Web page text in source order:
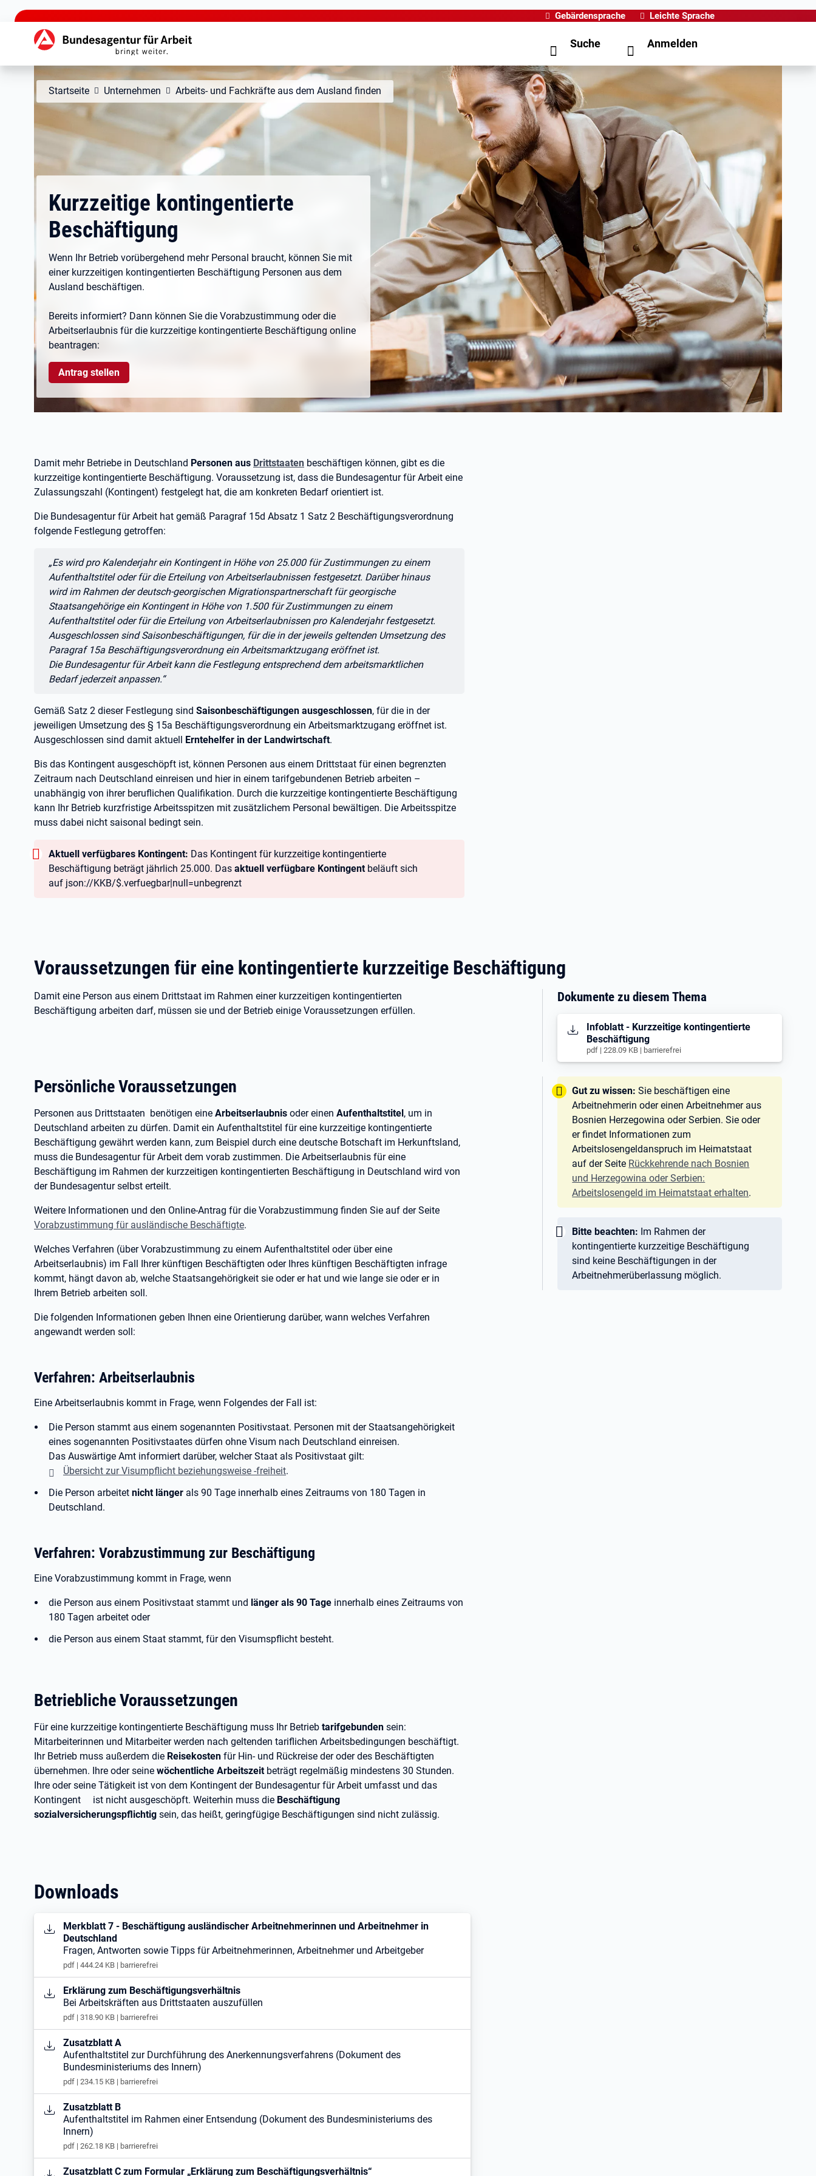
zu den Hauptinhalten springen
Gebärdensprache Leichte Sprache
Hauptnavigation Suche Anmelden
Startseite Unternehmen Arbeits- und Fachkräfte aus dem Ausland finden
Kurzzeitige kontingentierte
Beschäftigung
Wenn Ihr Betrieb vorübergehend mehr Personal braucht, können Sie mit
einer kurzzeitigen kontingentierten Beschäftigung Personen aus dem
Ausland beschäftigen.
Bereits informiert? Dann können Sie die Vorabzustimmung oder die
Arbeitserlaubnis für die kurzzeitige kontingentierte Beschäftigung online
beantragen:
Antrag stellen
Damit mehr Betriebe in Deutschland Personen aus Drittstaaten beschäftigen können, gibt es die
kurzzeitige kontingentierte Beschäftigung. Voraussetzung ist, dass die Bundesagentur für Arbeit eine
Zulassungszahl (Kontingent) festgelegt hat, die am konkreten Bedarf orientiert ist.
Die Bundesagentur für Arbeit hat gemäß Paragraf 15d Absatz 1 Satz 2 Beschäftigungsverordnung
folgende Festlegung getroffen:
Zitat:
„Es wird pro Kalenderjahr ein Kontingent in Höhe von 25.000 für Zustimmungen zu einem
Aufenthaltstitel oder für die Erteilung von Arbeitserlaubnissen festgesetzt. Darüber hinaus
wird im Rahmen der deutsch-georgischen Migrationspartnerschaft für georgische
Staatsangehörige ein Kontingent in Höhe von 1.500 für Zustimmungen zu einem
Aufenthaltstitel oder für die Erteilung von Arbeitserlaubnissen pro Kalenderjahr festgesetzt.
Ausgeschlossen sind Saisonbeschäftigungen, für die in der jeweils geltenden Umsetzung des
Paragraf 15a Beschäftigungsverordnung ein Arbeitsmarktzugang eröffnet ist.
Die Bundesagentur für Arbeit kann die Festlegung entsprechend dem arbeitsmarktlichen
Bedarf jederzeit anpassen.“
Gemäß Satz 2 dieser Festlegung sind Saisonbeschäftigungen ausgeschlossen, für die in der
jeweiligen Umsetzung des § 15a Beschäftigungsverordnung ein Arbeitsmarktzugang eröffnet ist.
Ausgeschlossen sind damit aktuell Erntehelfer in der Landwirtschaft.
Bis das Kontingent ausgeschöpft ist, können Personen aus einem Drittstaat für einen begrenzten
Zeitraum nach Deutschland einreisen und hier in einem tarifgebundenen Betrieb arbeiten –
unabhängig von ihrer beruflichen Qualifikation. Durch die kurzzeitige kontingentierte Beschäftigung
kann Ihr Betrieb kurzfristige Arbeitsspitzen mit zusätzlichem Personal bewältigen. Die Arbeitsspitze
muss dabei nicht saisonal bedingt sein.
Warnung:
Aktuell verfügbares Kontingent: Das Kontingent für kurzzeitige kontingentierte
Beschäftigung beträgt jährlich 25.000. Das aktuell verfügbare Kontingentbeläuft sich
auf json://KKB/$.verfuegbar|null=unbegrenzt
Voraussetzungen für eine kontingentierte kurzzeitige Beschäftigung
Damit eine Person aus einem Drittstaat im Rahmen einer kurzzeitigen kontingentierten
Beschäftigung arbeiten darf, müssen sie und der Betrieb einige Voraussetzungen erfüllen.
Dokumente zu diesem Thema
Öffnet in neuem Tab
Infoblatt - Kurzzeitige kontingentierte
Beschäftigung
pdf | 228.09 KB | barrierefrei
Persönliche Voraussetzungen
Personen aus Drittstaaten benötigen eine Arbeitserlaubnis oder einen Aufenthaltstitel, um in
Deutschland arbeiten zu dürfen. Damit ein Aufenthaltstitel für eine kurzzeitige kontingentierte
Beschäftigung gewährt werden kann, zum Beispiel durch eine deutsche Botschaft im Herkunftsland,
muss die Bundesagentur für Arbeit dem vorab zustimmen. Die Arbeitserlaubnis für eine
Beschäftigung im Rahmen der kurzzeitigen kontingentierten Beschäftigung in Deutschland wird von
der Bundesagentur selbst erteilt.
Weitere Informationen und den Online-Antrag für die Vorabzustimmung finden Sie auf der Seite
Vorabzustimmung für ausländische Beschäftigte.
Welches Verfahren (über Vorabzustimmung zu einem Aufenthaltstitel oder über eine
Arbeitserlaubnis) im Fall Ihrer künftigen Beschäftigten oder Ihres künftigen Beschäftigten infrage
kommt, hängt davon ab, welche Staatsangehörigkeit sie oder er hat und wie lange sie oder er in
Ihrem Betrieb arbeiten soll.
Die folgenden Informationen geben Ihnen eine Orientierung darüber, wann welches Verfahren
angewandt werden soll:
Verfahren: Arbeitserlaubnis
Eine Arbeitserlaubnis kommt in Frage, wenn Folgendes der Fall ist:
Die Person stammt aus einem sogenannten Positivstaat. Personen mit der Staatsangehörigkeit
eines sogenannten Positivstaates dürfen ohne Visum nach Deutschland einreisen.
Das Auswärtige Amt informiert darüber, welcher Staat als Positivstaat gilt:
Übersicht zur Visumpflicht beziehungsweise -freiheit.
Die Person arbeitet nicht länger als 90 Tage innerhalb eines Zeitraums von 180 Tagen in
Deutschland.
Verfahren: Vorabzustimmung zur Beschäftigung
Eine Vorabzustimmung kommt in Frage, wenn
die Person aus einem Positivstaat stammt und länger als 90 Tage innerhalb eines Zeitraums von
180 Tagen arbeitet oder
die Person aus einem Staat stammt, für den Visumspflicht besteht.
Betriebliche Voraussetzungen
Für eine kurzzeitige kontingentierte Beschäftigung muss Ihr Betrieb tarifgebunden sein:
Mitarbeiterinnen und Mitarbeiter werden nach geltenden tariflichen Arbeitsbedingungen beschäftigt.
Ihr Betrieb muss außerdem die Reisekosten für Hin- und Rückreise der oder des Beschäftigten
übernehmen. Ihre oder seine wöchentliche Arbeitszeitbeträgt regelmäßig mindestens 30 Stunden.
Ihre oder seine Tätigkeit ist von dem Kontingent der Bundesagentur für Arbeit umfasst und das
Kontingent ist nicht ausgeschöpft. Weiterhin muss die Beschäftigung
sozialversicherungspflichtig sein, das heißt, geringfügige Beschäftigungen sind nicht zulässig.
Tipp:
Gut zu wissen:Sie beschäftigen eine
Arbeitnehmerin oder einen Arbeitnehmer aus
Bosnien Herzegowina oder Serbien. Sie oder
er findet Informationen zum
Arbeitslosengeldanspruch im Heimatstaat
auf der Seite Rückkehrende nach Bosnien
und Herzegowina oder Serbien:
Arbeitslosengeld im Heimatstaat erhalten.
Wichtig:
Bitte beachten: Im Rahmen der
kontingentierte kurzzeitige Beschäftigung
sind keine Beschäftigungen in der
Arbeitnehmerüberlassung möglich.
Downloads
Öffnet in neuem Tab
Merkblatt 7 - Beschäftigung ausländischer Arbeitnehmerinnen und Arbeitnehmer in
Deutschland
Fragen, Antworten sowie Tipps für Arbeitnehmerinnen, Arbeitnehmer und Arbeitgeber
pdf | 444.24 KB | barrierefrei
Öffnet in neuem Tab
Erklärung zum Beschäftigungsverhältnis
Bei Arbeitskräften aus Drittstaaten auszufüllen
pdf | 318.90 KB | barrierefrei
Öffnet in neuem Tab
Zusatzblatt A
Aufenthaltstitel zur Durchführung des Anerkennungsverfahrens (Dokument des
Bundesministeriums des Innern)
pdf | 234.15 KB | barrierefrei
Öffnet in neuem Tab
Zusatzblatt B
Aufenthaltstitel im Rahmen einer Entsendung (Dokument des Bundesministeriums des
Innern)
pdf | 262.18 KB | barrierefrei
Öffnet in neuem Tab
Zusatzblatt C zum Formular „Erklärung zum Beschäftigungsverhältnis“